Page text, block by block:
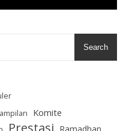
Search
Komite
Prestasi